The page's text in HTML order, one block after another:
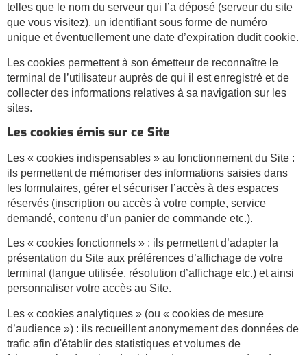
telles que le nom du serveur qui l’a déposé (serveur du site
que vous visitez), un identifiant sous forme de numéro
unique et éventuellement une date d’expiration dudit cookie.
Les cookies permettent à son émetteur de reconnaître le
terminal de l’utilisateur auprès de qui il est enregistré et de
collecter des informations relatives à sa navigation sur les
sites.
Les cookies émis sur ce Site
Les « cookies indispensables » au fonctionnement du Site :
ils permettent de mémoriser des informations saisies dans
les formulaires, gérer et sécuriser l’accès à des espaces
réservés (inscription ou accès à votre compte, service
demandé, contenu d’un panier de commande etc.).
Les « cookies fonctionnels » : ils permettent d’adapter la
présentation du Site aux préférences d’affichage de votre
terminal (langue utilisée, résolution d’affichage etc.) et ainsi
personnaliser votre accès au Site.
Les « cookies analytiques » (ou « cookies de mesure
d’audience ») : ils recueillent anonymement des données de
trafic afin d'établir des statistiques et volumes de